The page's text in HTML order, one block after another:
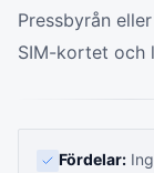
Pressbyrån
SIM-kortet och
Fördelar: